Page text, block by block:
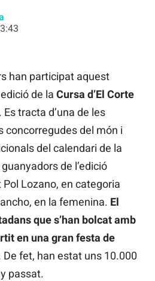
han participat aquest
de la Cursa d’El Corte
tracta d’una de les
concorregudes del món i
del calendari de la
de l’edició
Pol Lozano, en categoria
en la femenina. El
que s’han bolcat amb
en una gran festa de
De fet, han estat uns 10.000
passat.